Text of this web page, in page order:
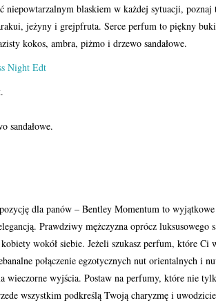
niepowtarzalnym blaskiem w każdej sytuacji, poznaj
jeżyny i grejpfruta. Serce perfum to piękny
kokos, ambra, piżmo i drzewo sandałowe.
sandałowe.
dla panów – Bentley Momentum to
Prawdziwy mężczyzna oprócz luksusowego
wokół siebie. Jeżeli szukasz perfum, które Ci
połączenie egzotycznych nut orientalnych i
wieczorne wyjścia. Postaw na perfumy, które nie
wszystkim podkreślą Twoją charyzmę i